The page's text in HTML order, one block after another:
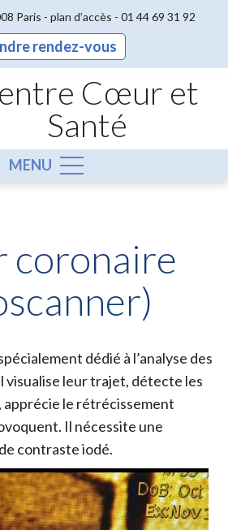
Paris - plan d’accès - 01 44 69 31 92
rendez-vous
Cœur et
Santé
MENU
coronaire
dédié à l’analyse des
visualise leur trajet, détecte les
apprécie le rétrécissement
Il nécessite une
contraste iodé.